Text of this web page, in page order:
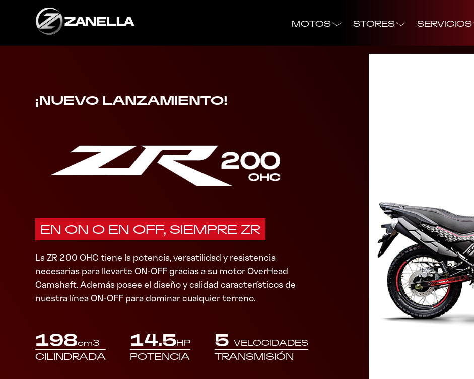
MOTOS STORES SERVICIOS
¡NUEVO LANZAMIENTO!
EN ON O EN OFF, SIEMPRE ZR
La ZR 200 OHC tiene la potencia, versatilidad y resistencia
necesarias para llevarte ON-OFF gracias a su motor OverHead
Camshaft. Además posee el diseño y calidad característicos de
nuestra línea ON-OFF para dominar cualquier terreno.
198cm3
CILINDRADA
14.5HP
POTENCIA
5 VELOCIDADES
TRANSMISIÓN